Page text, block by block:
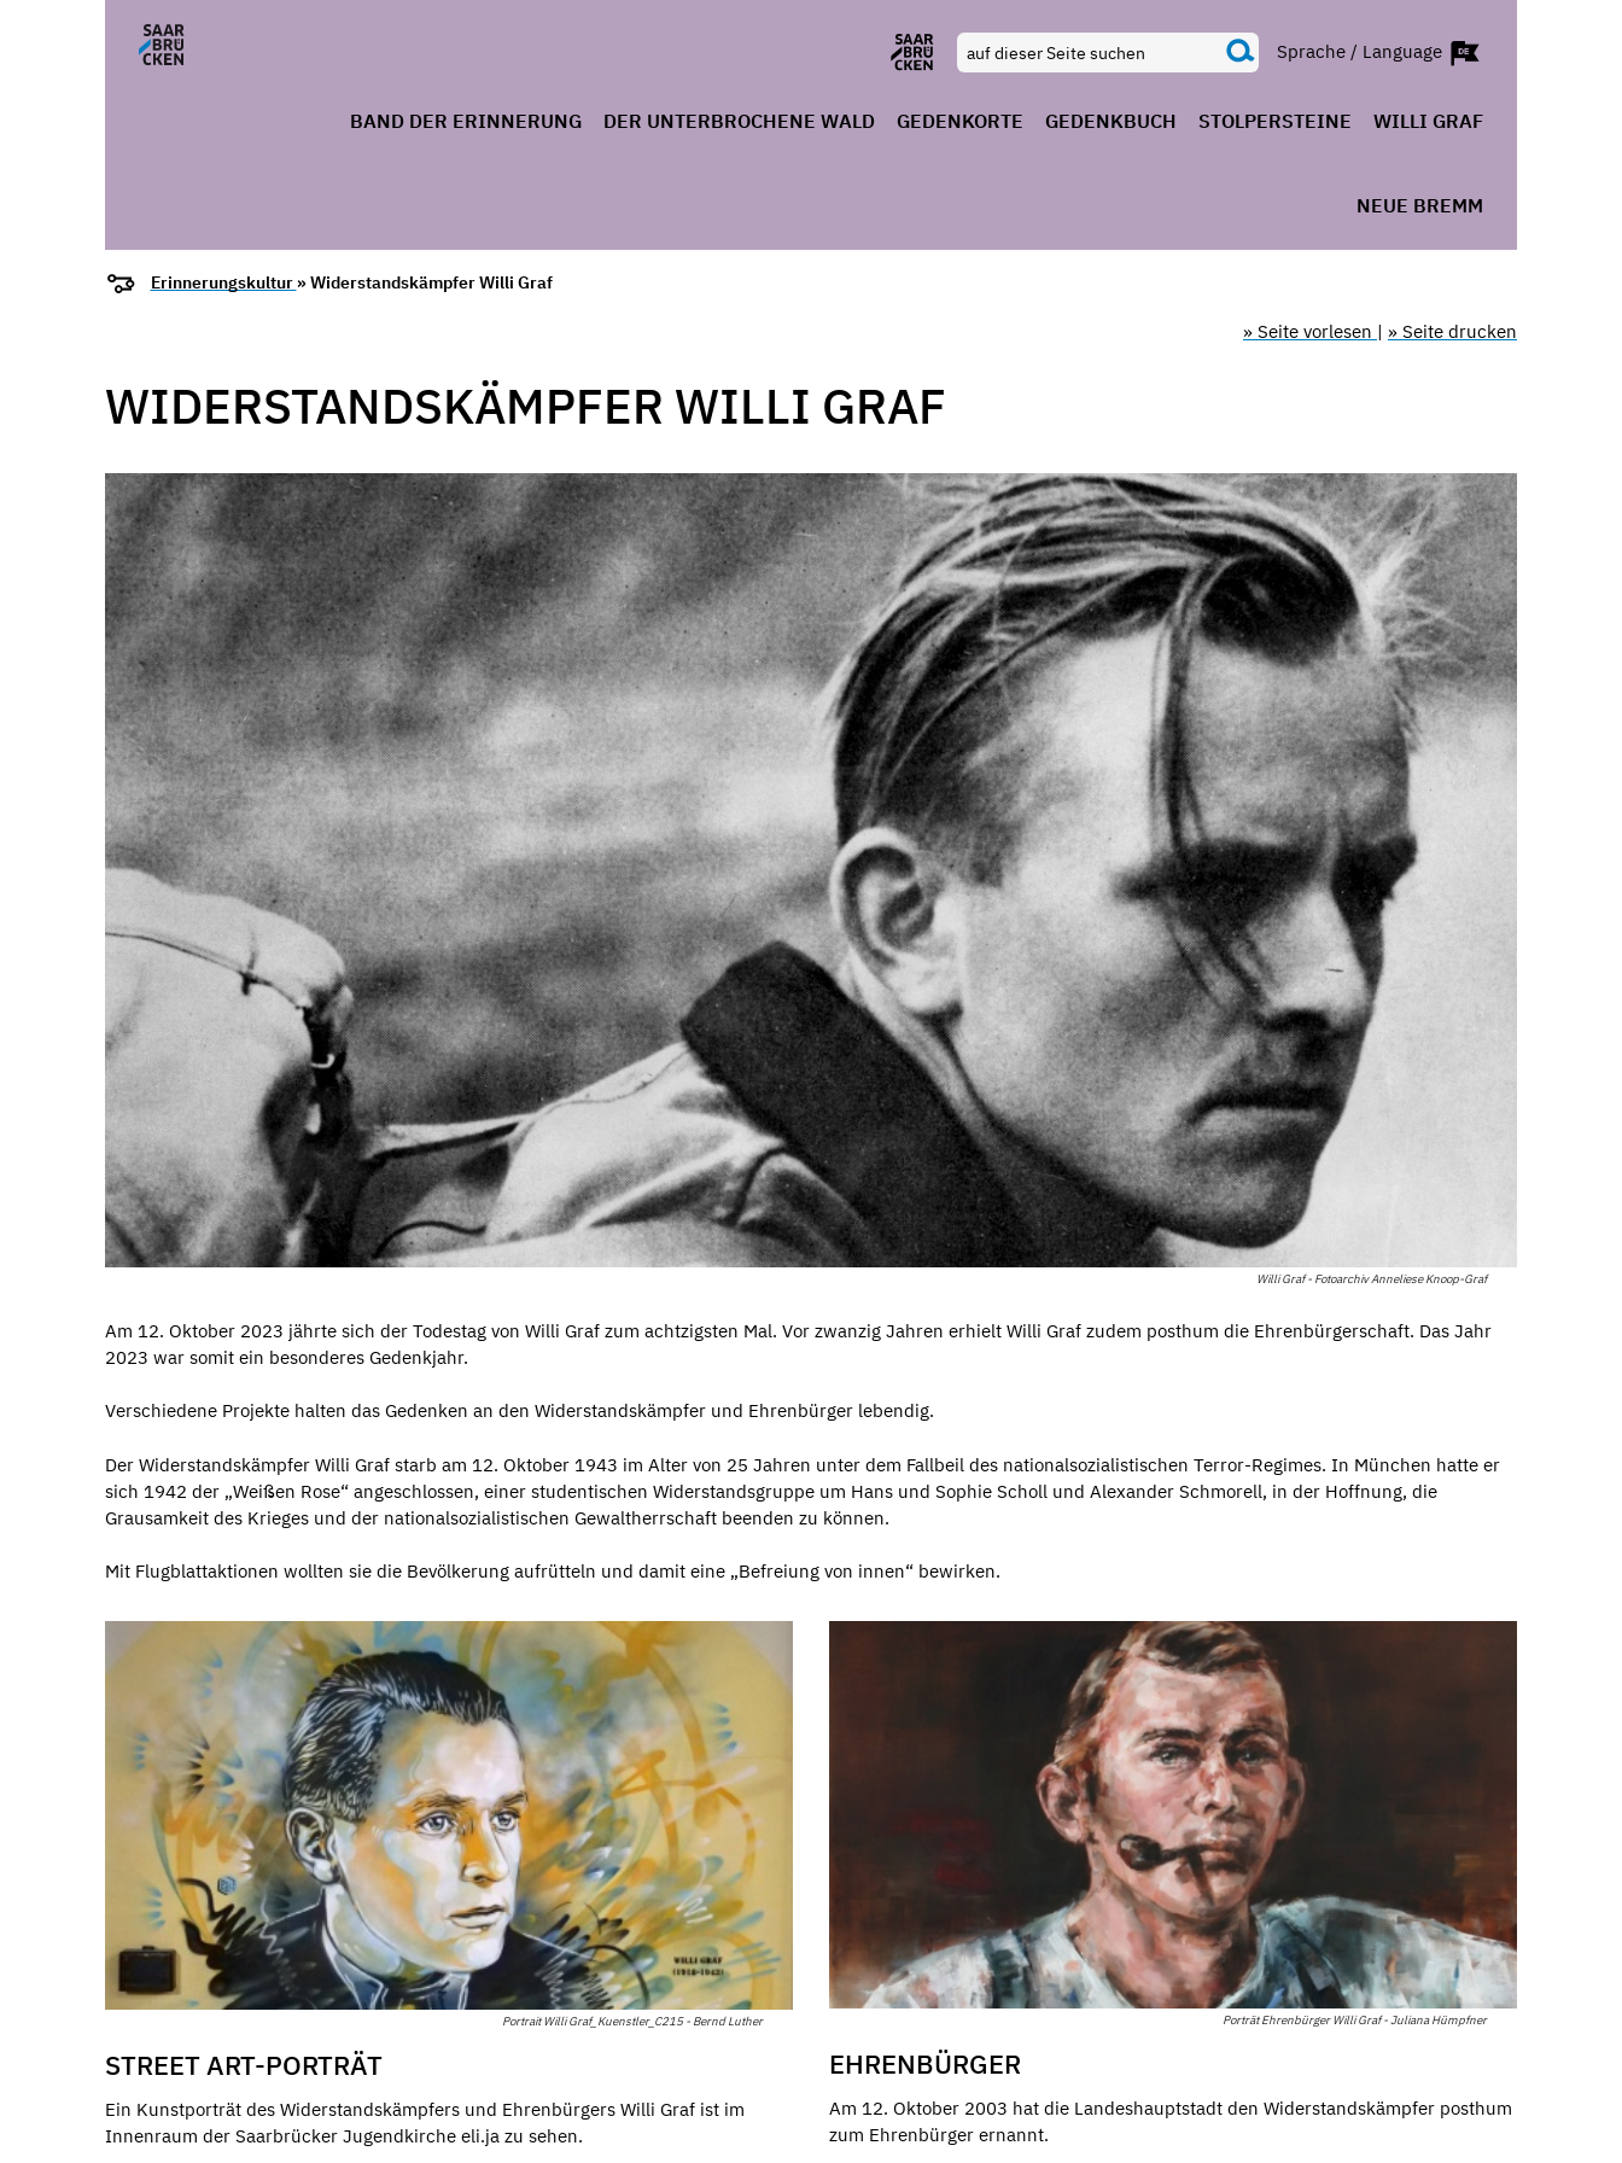
Sprache / Language
BAND DER ERINNERUNG DER UNTERBROCHENE WALD GEDENKORTE GEDENKBUCH STOLPERSTEINE WILLI GRAF
NEUE BREMM
Erinnerungskultur » Widerstandskämpfer Willi Graf
» Seite vorlesen | » Seite drucken
WIDERSTANDSKÄMPFER WILLI GRAF
Willi Graf - Fotoarchiv Anneliese Knoop-Graf
Am 12. Oktober 2023 jährte sich der Todestag von Willi Graf zum achtzigsten Mal. Vor zwanzig Jahren erhielt Willi Graf zudem posthum die Ehrenbürgerschaft. Das Jahr
2023 war somit ein besonderes Gedenkjahr.
Verschiedene Projekte halten das Gedenken an den Widerstandskämpfer und Ehrenbürger lebendig.
Der Widerstandskämpfer Willi Graf starb am 12. Oktober 1943 im Alter von 25 Jahren unter dem Fallbeil des nationalsozialistischen Terror-Regimes. In München hatte er
sich 1942 der „Weißen Rose“ angeschlossen, einer studentischen Widerstandsgruppe um Hans und Sophie Scholl und Alexander Schmorell, in der Hoffnung, die
Grausamkeit des Krieges und der nationalsozialistischen Gewaltherrschaft beenden zu können.
Mit Flugblattaktionen wollten sie die Bevölkerung aufrütteln und damit eine „Befreiung von innen“ bewirken.
Portrait Willi Graf_Kuenstler_C215 - Bernd Luther
STREET ART-PORTRÄT
Ein Kunstporträt des Widerstandskämpfers und Ehrenbürgers Willi Graf ist im
Innenraum der Saarbrücker Jugendkirche eli.ja zu sehen.
Porträt Ehrenbürger Willi Graf - Juliana Hümpfner
EHRENBÜRGER
Am 12. Oktober 2003 hat die Landeshauptstadt den Widerstandskämpfer posthum
zum Ehrenbürger ernannt.